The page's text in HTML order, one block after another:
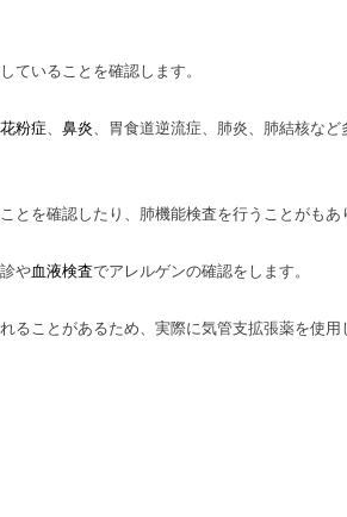
ていることを確認します。
花粉症、 鼻炎、胃食道逆流症、肺炎、肺結核な
を確認したり、肺機能検査を行うことがもあ
や血液検査でアレルゲンの確認をします。
ことがあるため、実際に気管支拡張薬を使用